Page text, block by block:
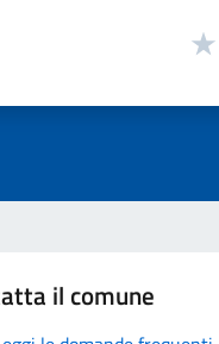
il comune